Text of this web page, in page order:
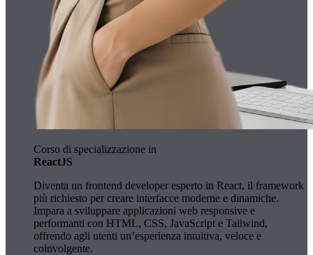
Corso di specializzazione in
ReactJS
Diventa un frontend developer esperto in React, il framework
più richiesto per creare interfacce moderne e dinamiche.
Impara a sviluppare applicazioni web responsive e
performanti con HTML, CSS, JavaScript e Tailwind,
offrendo agli utenti un’esperienza intuitiva, veloce e
coinvolgente.